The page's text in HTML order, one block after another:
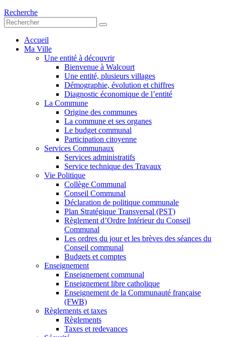
Recherche
Accueil
Ma Ville
Une entité à découvrir
Bienvenue à Walcourt
Une entité, plusieurs villages
Démographie, évolution et chiffres
Diagnostic économique de l’entité
La Commune
Origine des communes
La commune et ses organes
Le budget communal
Participation citoyenne
Services Communaux
Services administratifs
Service technique des Travaux
Vie Politique
Collège Communal
Conseil Communal
Déclaration de politique communale
Plan Stratégique Transversal (PST)
Règlement d’Ordre Intérieur du Conseil
Communal
Les ordres du jour et les brèves des séances du
Conseil communal
Budgets et comptes
Enseignement
Enseignement communal
Enseignement libre catholique
Enseignement de la Communauté française
(FWB)
Règlements et taxes
Règlements
Taxes et redevances